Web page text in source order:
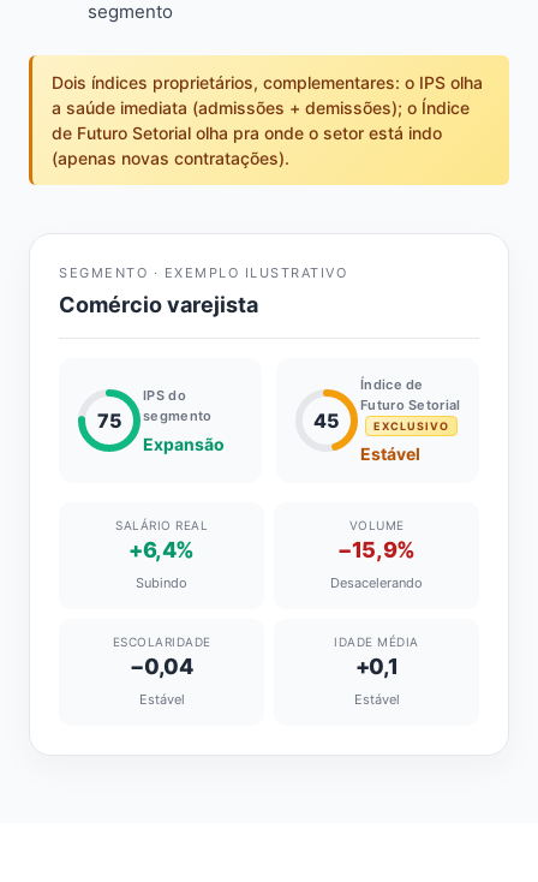
segmento
Dois índices proprietários, complementares: o IPS olha
a saúde imediata (admissões + demissões); o Índice
de Futuro Setorial olha pra onde o setor está indo
(apenas novas contratações).
SEGMENTO · EXEMPLO ILUSTRATIVO
Comércio varejista
75
IPS do
segmento
Expansão
45
Índice de
Futuro Setorial
EXCLUSIVO
Estável
SALÁRIO REAL
+6,4%
Subindo
VOLUME
−15,9%
Desacelerando
ESCOLARIDADE
−0,04
Estável
IDADE MÉDIA
+0,1
Estável